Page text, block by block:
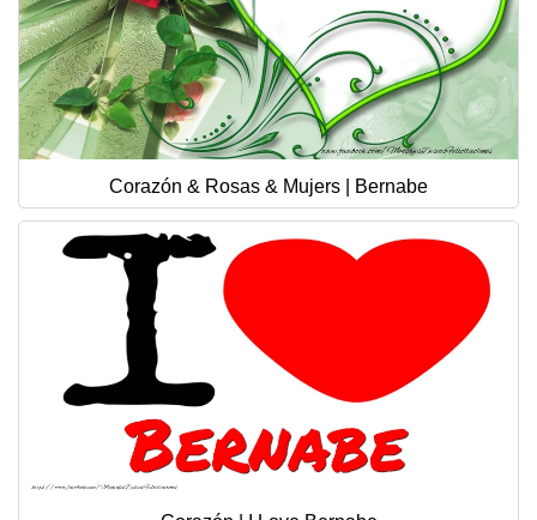
Corazón & Rosas & Mujers | Bernabe